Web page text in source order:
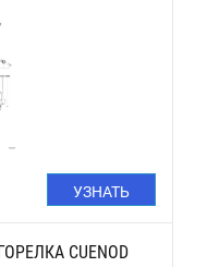
УЗНАТЬ
ЦЕНУ
CUENOD